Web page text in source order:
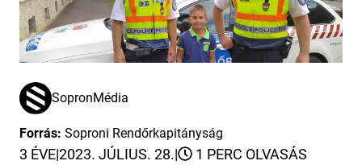
SopronMédia
Forrás: Soproni Rendőrkapitányság
3 ÉVE|2023. JÚLIUS. 28.| 1 PERC OLVASÁS